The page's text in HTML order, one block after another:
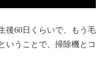
後60日くらいで、もう毛
いうことで、掃除機とコ